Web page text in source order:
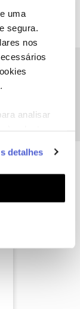
uma
segura.
nos
analisar
e
interesses
gerir a
detalhes